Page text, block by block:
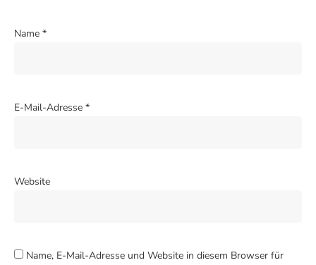
Name *
E-Mail-Adresse *
Website
Name, E-Mail-Adresse und Website in diesem Browser für